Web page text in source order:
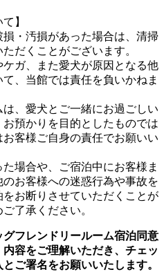
】
損・汚損があった場合は、清掃
だくことがございます。
ケガ、また愛犬が原因となる他
、当館では責任を負いかねま
は、愛犬とご一緒にお過ごしい
預かりを目的としたものでは
客様ご自身の責任でお願いい
場合や、ご宿泊中にお客様ま
お客様への迷惑行為や事故を
お断りさせていただくことが
了承ください。
フレンドリールーム宿泊同意
容をご理解いただき、チェッ
ご署名をお願いいたします。